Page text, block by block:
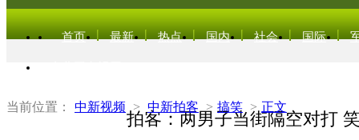
首页 最新 热点 国内 社会 国际
当前位置： 中新视频 > 中新拍客 > 搞笑 > 正文
拍客：两男子当街隔空对打